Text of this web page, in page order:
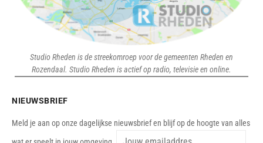
Studio Rheden is de streekomroep voor de gemeenten Rheden en
Rozendaal. Studio Rheden is actief op radio, televisie en online.
NIEUWSBRIEF
Meld je aan op onze dagelijkse nieuwsbrief en blijf op de hoogte van alles